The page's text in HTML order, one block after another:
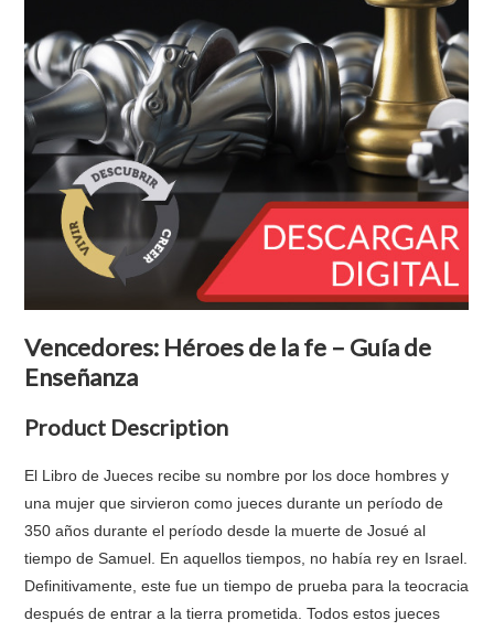
Vencedores: Héroes de la fe – Guía de
Enseñanza
Product Description
El Libro de Jueces recibe su nombre por los doce hombres y
una mujer que sirvieron como jueces durante un período de
350 años durante el período desde la muerte de Josué al
tiempo de Samuel. En aquellos tiempos, no había rey en Israel.
Definitivamente, este fue un tiempo de prueba para la teocracia
después de entrar a la tierra prometida. Todos estos jueces